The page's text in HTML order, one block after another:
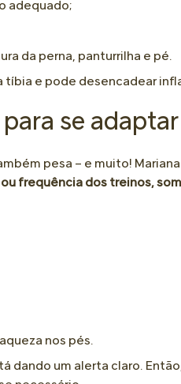
adequado;
da perna, panturrilha e pé.
tíbia e pode desencadear
se adaptar
pesa – e muito!
frequência dos treinos,
nos pés.
dando um alerta claro.